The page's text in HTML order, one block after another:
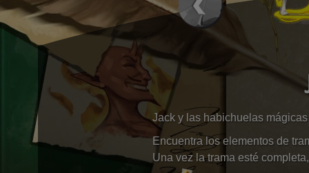
Jack y las habichuelas
Encuentra los elementos de
Una vez la trama esté